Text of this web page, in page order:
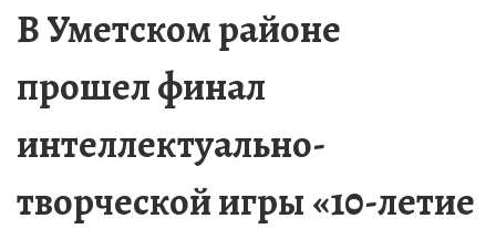
В Уметском районе
прошел финал
интеллектуально-
творческой игры «10-летие